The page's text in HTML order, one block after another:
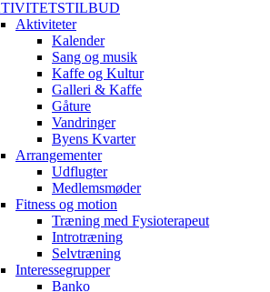
Aktiviteter
Kalender
Sang og musik
Kaffe og Kultur
Galleri & Kaffe
Gåture
Vandringer
Byens Kvarter
Arrangementer
Udflugter
Medlemsmøder
Fitness og motion
Træning med Fysioterapeut
Introtræning
Selvtræning
Interessegrupper
Banko